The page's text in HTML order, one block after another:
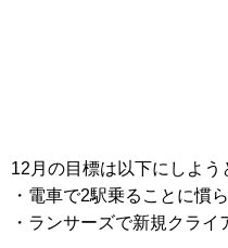
12月の目標は以下にしよう
・電車で2駅乗ることに慣
・ランサーズで新規クライ